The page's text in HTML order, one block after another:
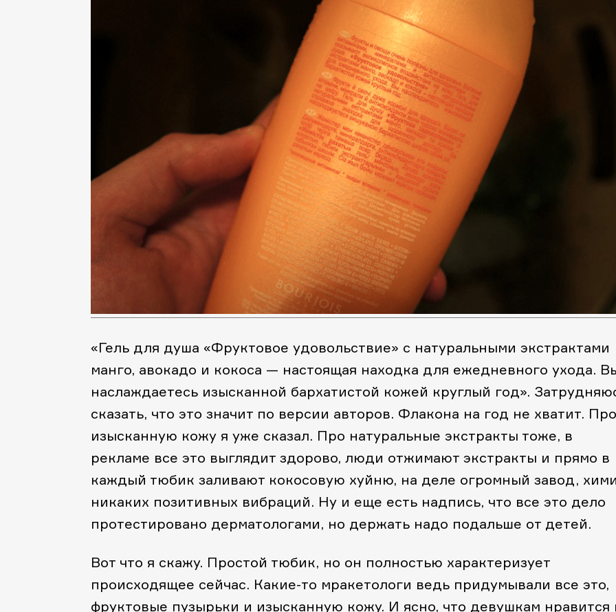
«Гель для душа «Фруктовое удовольствие» с натуральными экстрактами
манго, авокадо и кокоса — настоящая находка для ежедневного ухода.
наслаждаетесь изысканной бархатистой кожей круглый год».
сказать, что это значит по версии авторов. Флакона на год не хватит. Про
изысканную кожу я уже сказал. Про натуральные экстракты тоже, в
рекламе все это выглядит здорово, люди отжимают экстракты и прямо в
каждый тюбик заливают кокосовую хуйню, на деле огромный завод,
никаких позитивных вибраций. Ну и еще есть надпись, что все это дело
протестировано дерматологами, но держать надо подальше от детей.
Вот что я скажу. Простой тюбик, но он полностью характеризует
происходящее сейчас. Какие-то мракетологи ведь придумывали все это,
фруктовые пузырьки и изысканную кожу. И ясно, что девушкам нравится